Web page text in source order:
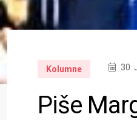
Kolumne 30.
Piše